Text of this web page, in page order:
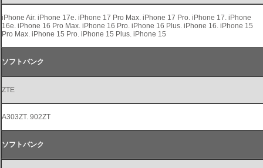
iPhone Air. iPhone 17e. iPhone 17 Pro Max. iPhone 17 Pro. iPhone 17. iPhone
16e. iPhone 16 Pro Max. iPhone 16 Pro. iPhone 16 Plus. iPhone 16. iPhone 15
Pro Max. iPhone 15 Pro. iPhone 15 Plus. iPhone 15
ソフトバンク
ZTE
A303ZT. 902ZT
ソフトバンク